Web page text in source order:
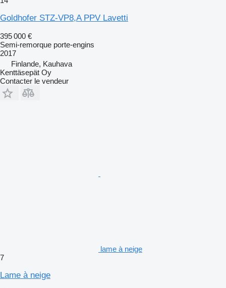
Goldhofer STZ-VP8,A PPV Lavetti
395 000 €
Semi-remorque porte-engins
2017
Finlande, Kauhava
Kenttäsepät Oy
Contacter le vendeur
lame à neige
7
Lame à neige